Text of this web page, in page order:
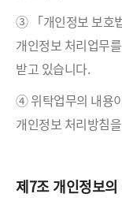
③ 「개인정보 보호
개인정보 처리업무
받고 있습니다.
④ 위탁업무의 내용
개인정보 처리방침
제7조 개인정보